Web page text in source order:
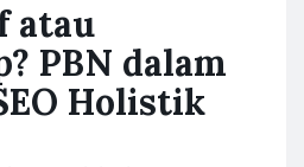
atau
PBN dalam
Holistik